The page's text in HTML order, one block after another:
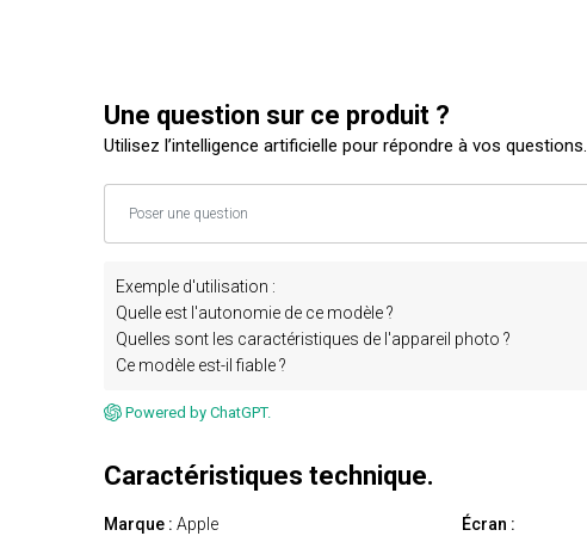
Une question sur ce produit ?
Utilisez l’intelligence artificielle pour répondre à vos questions.
Exemple d'utilisation :
Quelle est l'autonomie de ce modèle ?
Quelles sont les caractéristiques de l'appareil photo ?
Ce modèle est-il fiable ?
Powered by ChatGPT.
Caractéristiques technique.
Marque : Apple Écran :